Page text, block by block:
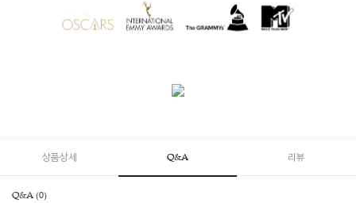
상품상세 Q&A 리뷰
Q&A (0)